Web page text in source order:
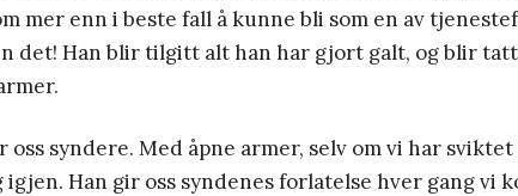
mer enn i beste fall å kunne bli som en av
det! Han blir tilgitt alt han har gjort galt, og blir
syndere. Med åpne armer, selv om vi har sviktet
Han gir oss syndenes forlatelse hver gang vi